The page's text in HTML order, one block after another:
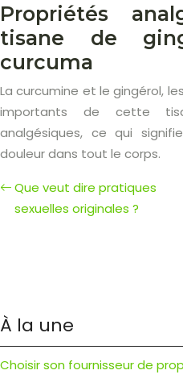
Propriétés
tisane de
curcuma
La curcumine et le gingérol,
importants de cette
analgésiques, ce qui
douleur dans tout le corps.
Que veut dire pratiques
sexuelles originales ?
À la une
Choisir son fournisseur de